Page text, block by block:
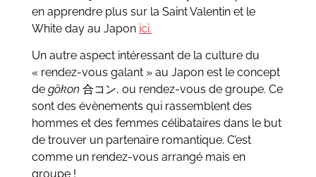
en apprendre plus sur la Saint Valentin et le
White day au Japon ici.
Un autre aspect intéressant de la culture du
« rendez-vous galant » au Japon est le concept
de gōkon 合コン, ou rendez-vous de groupe. Ce
sont des évènements qui rassemblent des
hommes et des femmes célibataires dans le but
de trouver un partenaire romantique. C’est
comme un rendez-vous arrangé mais en
groupe !